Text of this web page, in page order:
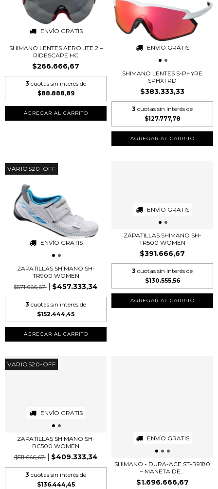
ENVÍO GRATIS
SHIMANO LENTES AEROLITE 2 –
RIDESCAPE HC
$266.666,67
3 cuotas sin interés de
$88.888,89
AGREGAR AL CARRITO
ENVÍO GRATIS
SHIMANO LENTES S-PHYRE
SPHX1 RD
$383.333,33
3 cuotas sin interés de
$127.777,78
AGREGAR AL CARRITO
VARIOS20-OFF
ENVÍO GRATIS
ZAPATILLAS SHIMANO SH-
TR900 WOMEN
$571.666,67
$457.333,34
3 cuotas sin interés de
$152.444,45
AGREGAR AL CARRITO
ENVÍO GRATIS
ZAPATILLAS SHIMANO SH-
TR500 WOMEN
$391.666,67
3 cuotas sin interés de
$130.555,56
AGREGAR AL CARRITO
VARIOS20-OFF
ENVÍO GRATIS
ZAPATILLAS SHIMANO SH-
RC500 WOMEN
$511.666,67
$409.333,34
3 cuotas sin interés de
$136.444,45
ENVÍO GRATIS
SHIMANO - DURA-ACE ST-R9180
– MANETA DE...
$1.696.666,67